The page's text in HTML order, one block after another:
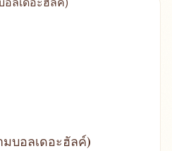
บอลเดอะฮัลค์)